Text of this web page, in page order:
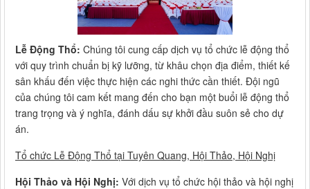
Lễ Động Thổ: Chúng tôi cung cấp dịch vụ tổ chức lễ động thổ
với quy trình chuẩn bị kỹ lưỡng, từ khâu chọn địa điểm, thiết kế
sân khấu đến việc thực hiện các nghi thức cần thiết. Đội ngũ
của chúng tôi cam kết mang đến cho bạn một buổi lễ động thổ
trang trọng và ý nghĩa, đánh dấu sự khởi đầu suôn sẻ cho dự
án.
Tổ chức Lễ Động Thổ tại Tuyên Quang, Hội Thảo, Hội Nghị
Hội Thảo và Hội Nghị: Với dịch vụ tổ chức hội thảo và hội nghị